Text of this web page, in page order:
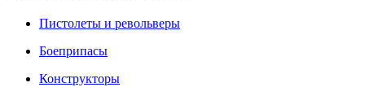
Пистолеты и револьверы
Боеприпасы
Конструкторы